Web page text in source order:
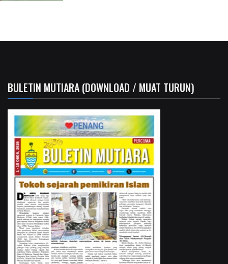
BULETIN MUTIARA (DOWNLOAD / MUAT TURUN)